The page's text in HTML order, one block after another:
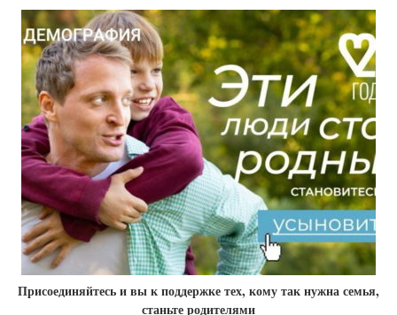
Присоединяйтесь и вы к поддержке тех, кому так нужна семья,
станьте родителями